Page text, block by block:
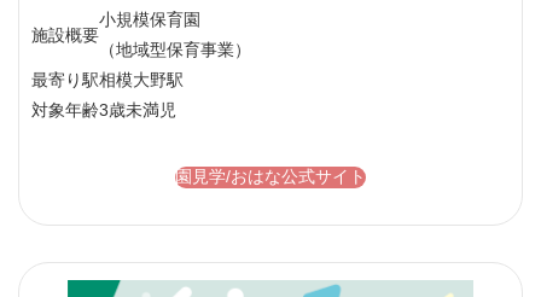
施設概要
小規模保育園
（地域型保育事業）
最寄り駅相模大野駅
対象年齢3歳未満児
園見学/おはな公式サイト